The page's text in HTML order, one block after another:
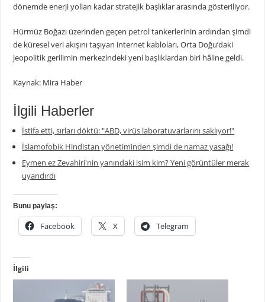
dönemde enerji yolları kadar stratejik başlıklar arasında gösteriliyor.
Hürmüz Boğazı üzerinden geçen petrol tankerlerinin ardından şimdi
de küresel veri akışını taşıyan internet kabloları, Orta Doğu’daki
jeopolitik gerilimin merkezindeki yeni başlıklardan biri hâline geldi.
Kaynak: Mira Haber
İlgili Haberler
İstifa etti, sırları döktü: "ABD, virüs laboratuvarlarını saklıyor!"
İslamofobik Hindistan yönetiminden şimdi de namaz yasağı!
Eymen ez Zevahiri'nin yanındaki isim kim? Yeni görüntüler merak
uyandırdı
Bunu paylaş:
Facebook X Telegram
İlgili